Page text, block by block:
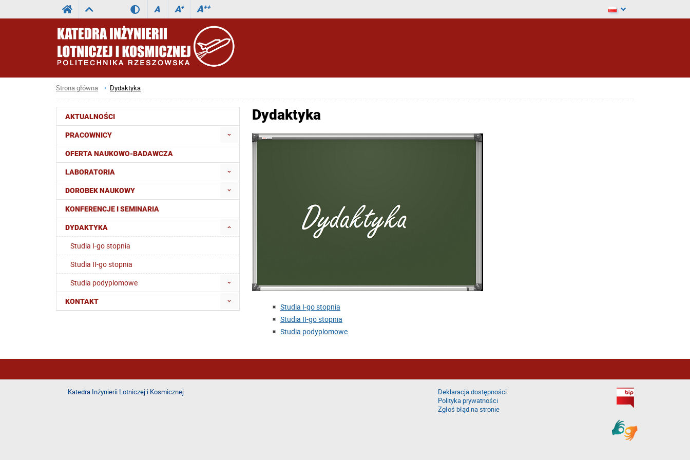
A A+ A++
Strona główna Dydaktyka
AKTUALNOŚCI
PRACOWNICY
OFERTA NAUKOWO-BADAWCZA
LABORATORIA
DOROBEK NAUKOWY
KONFERENCJE I SEMINARIA
DYDAKTYKA
Studia I-go stopnia
Studia II-go stopnia
Studia podyplomowe
KONTAKT
Dydaktyka
Studia I-go stopnia
Studia II-go stopnia
Studia podyplomowe
Katedra Inżynierii Lotniczej i Kosmicznej
Deklaracja dostępności
Polityka prywatności
Zgłoś błąd na stronie